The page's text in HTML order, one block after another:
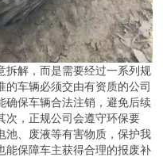
拆解，而是需要经过一系列规
车辆必须交由有资质的公司
确保车辆合法注销，避免后续
次，正规公司会遵守环保要
池、废液等有害物质，保护我
能保障车主获得合理的报废补